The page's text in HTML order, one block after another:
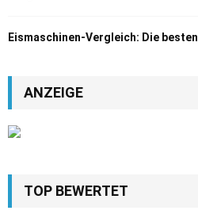
Eismaschinen-Vergleich: Die
ANZEIGE
TOP BEWERTET